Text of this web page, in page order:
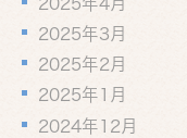
2025年3月
2025年2月
2025年1月
2024年12月